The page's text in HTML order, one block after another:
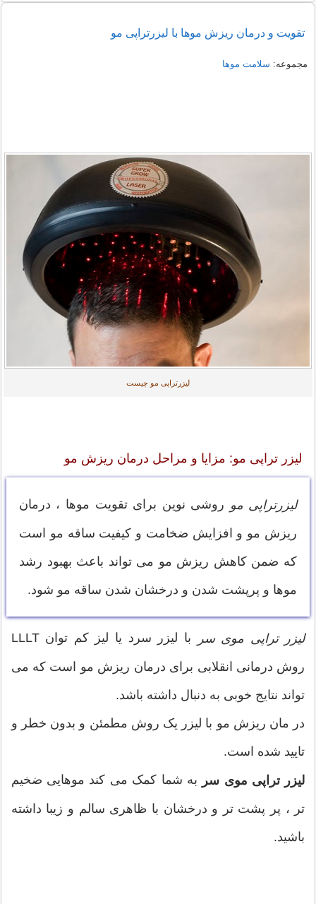
تقویت و درمان ریزش موها با لیزرتراپی مو
مجموعه: سلامت موها
لیزرتراپی مو چیست
لیزر تراپی مو: مزایا و مراحل درمان ریزش مو
لیزرتراپی مو روشی نوین برای تقویت موها ، درمان
ریزش مو و افزایش ضخامت و کیفیت ساقه مو است
که ضمن کاهش ریزش مو می تواند باعث بهبود رشد
موها و پرپشت شدن و درخشان شدن ساقه مو شود.
لیزر تراپی موی سر با لیزر سرد یا لیز کم توان LLLT
روش درمانی انقلابی برای درمان ریزش مو است که می
تواند نتایج خوبی به دنبال داشته باشد.
در مان ریزش مو با لیزر یک روش مطمئن و بدون خطر و
تایید شده است.
لیزر تراپی موی سر به شما کمک می کند موهایی ضخیم
تر ، پر پشت تر و درخشان با ظاهری سالم و زیبا داشته
باشید.